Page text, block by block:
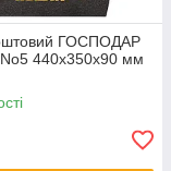
ГОСПОДАР
440х350х90 мм